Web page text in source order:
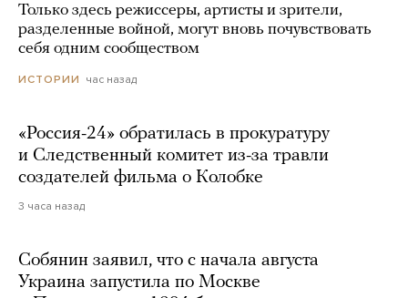
Только здесь режиссеры, артисты и зрители,
разделенные войной, могут вновь почувствовать
себя одним сообществом
ИСТОРИИ час назад
«Россия-24» обратилась в прокуратуру
и Следственный комитет из-за травли
создателей фильма о Колобке
3 часа назад
Собянин заявил, что с начала августа
Украина запустила по Москве